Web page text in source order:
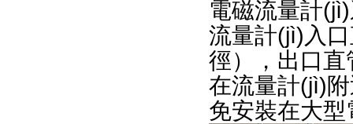
電磁流量計(jì)
流量計(jì)入
徑），出
在流量計(jì)附
免安裝在大型